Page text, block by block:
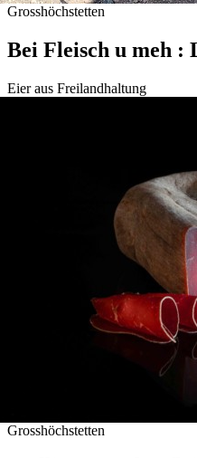
Grosshöchstetten
Bei Fleisch u meh :
Eier aus Freilandhaltung
Grosshöchstetten